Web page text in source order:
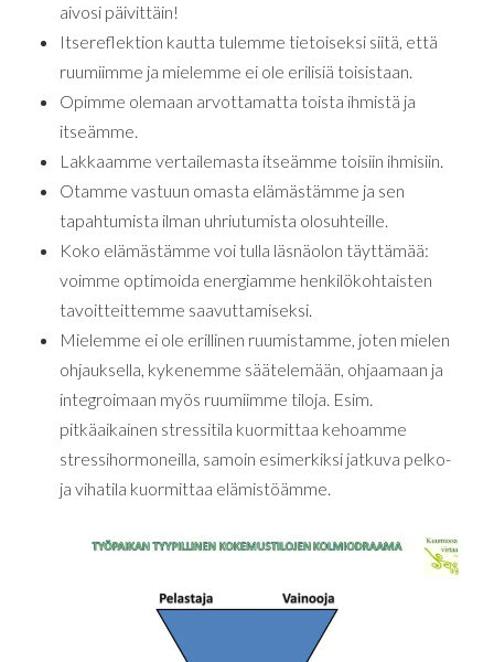
aivosi päivittäin!
Itsereflektion kautta tulemme tietoiseksi siitä, että
ruumiimme ja mielemme ei ole erilisiä toisistaan.
Opimme olemaan arvottamatta toista ihmistä ja
itseämme.
Lakkaamme vertailemasta itseämme toisiin ihmisiin.
Otamme vastuun omasta elämästämme ja sen
tapahtumista ilman uhriutumista olosuhteille.
Koko elämästämme voi tulla läsnäolon täyttämää:
voimme optimoida energiamme henkilökohtaisten
tavoitteittemme saavuttamiseksi.
Mielemme ei ole erillinen ruumistamme, joten mielen
ohjauksella, kykenemme säätelemään, ohjaamaan ja
integroimaan myös ruumiimme tiloja. Esim.
pitkäaikainen stressitila kuormittaa kehoamme
stressihormoneilla, samoin esimerkiksi jatkuva pelko-
ja vihatila kuormittaa elämistöämme.